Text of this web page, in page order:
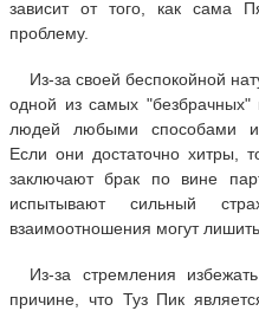
зависит от того, как сама
проблему.
Из-за своей беспокойной
одной из самых "безбрачных"
людей любыми способами
Если они достаточно хитры,
заключают брак по вине
испытывают сильный
взаимоотношения могут
Из-за стремления
причине, что Туз Пик